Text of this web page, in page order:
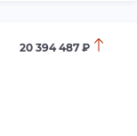
20 394 487 ₽